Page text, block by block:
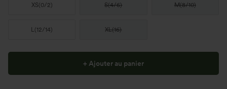
XS(0/2) S(4/6) M(8/10)
L(12/14) XL(16)
+ Ajouter au panier